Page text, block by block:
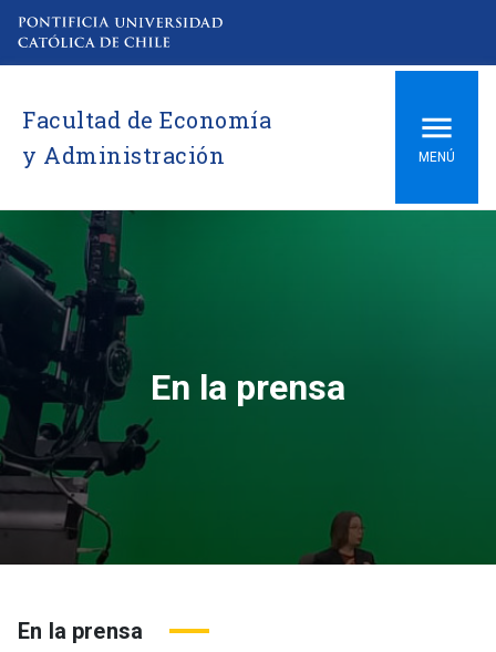
Facultad de Economía
y Administración
MENÚ
En la prensa
En la prensa